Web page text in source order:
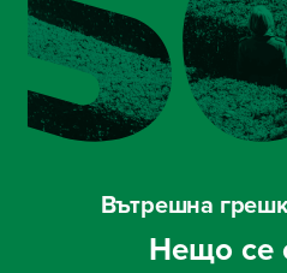
Вътрешна
Нещо се